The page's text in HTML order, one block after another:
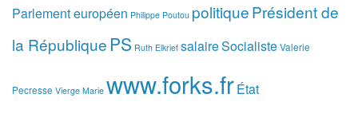
Parlement européen Philippe Poutou politiquePrésident de
la République PS Ruth Elkrief salaireSocialisteValerie
Pecresse Vierge Marie www.forks.frÉtat